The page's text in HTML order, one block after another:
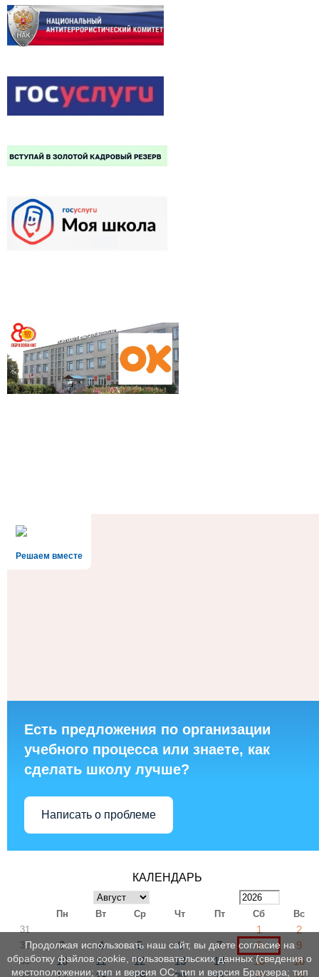
Решаем вместе
Есть предложения по организации
учебного процесса или знаете, как
сделать школу лучше?
Написать о проблеме
КАЛЕНДАРЬ
Пн Вт Ср Чт Пт Сб
Вс
31
1 2
32 3 4 5 6 7 8 9
33 10 11 12 13 14 15 16
Продолжая использовать наш сайт, вы даете согласие на
обработку файлов cookie, пользовательских данных (сведения о
местоположении; тип и версия ОС; тип и версия Браузера; тип